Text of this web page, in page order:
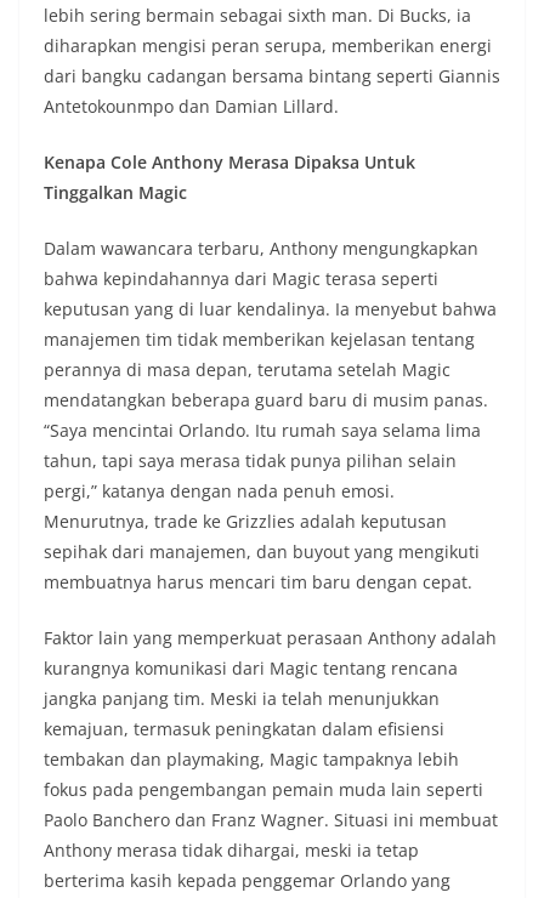
lebih sering bermain sebagai sixth man. Di Bucks, ia
diharapkan mengisi peran serupa, memberikan energi
dari bangku cadangan bersama bintang seperti Giannis
Antetokounmpo dan Damian Lillard.
Kenapa Cole Anthony Merasa Dipaksa Untuk
Tinggalkan Magic
Dalam wawancara terbaru, Anthony mengungkapkan
bahwa kepindahannya dari Magic terasa seperti
keputusan yang di luar kendalinya. Ia menyebut bahwa
manajemen tim tidak memberikan kejelasan tentang
perannya di masa depan, terutama setelah Magic
mendatangkan beberapa guard baru di musim panas.
“Saya mencintai Orlando. Itu rumah saya selama lima
tahun, tapi saya merasa tidak punya pilihan selain
pergi,” katanya dengan nada penuh emosi.
Menurutnya, trade ke Grizzlies adalah keputusan
sepihak dari manajemen, dan buyout yang mengikuti
membuatnya harus mencari tim baru dengan cepat.
Faktor lain yang memperkuat perasaan Anthony adalah
kurangnya komunikasi dari Magic tentang rencana
jangka panjang tim. Meski ia telah menunjukkan
kemajuan, termasuk peningkatan dalam efisiensi
tembakan dan playmaking, Magic tampaknya lebih
fokus pada pengembangan pemain muda lain seperti
Paolo Banchero dan Franz Wagner. Situasi ini membuat
Anthony merasa tidak dihargai, meski ia tetap
berterima kasih kepada penggemar Orlando yang